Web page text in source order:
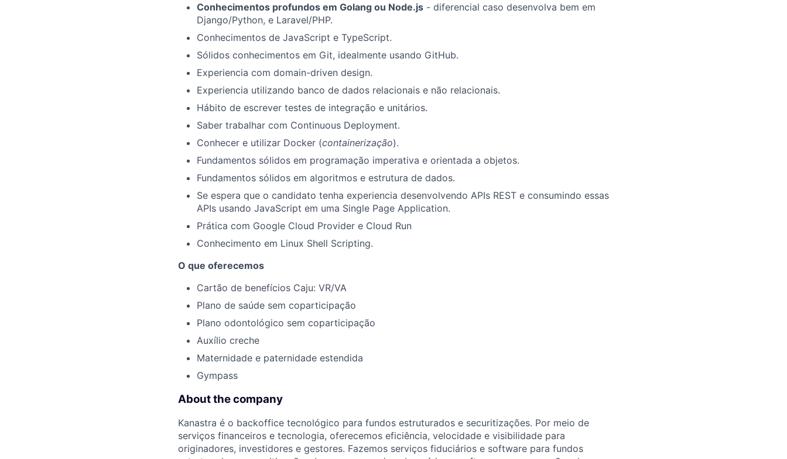
Conhecimentos profundos em Golang ou Node.js - diferencial caso desenvolva bem em
Django/Python, e Laravel/PHP.
Conhecimentos de JavaScript e TypeScript.
Sólidos conhecimentos em Git, idealmente usando GitHub.
Experiencia com domain-driven design.
Experiencia utilizando banco de dados relacionais e não relacionais.
Hábito de escrever testes de integração e unitários.
Saber trabalhar com Continuous Deployment.
Conhecer e utilizar Docker (containerização).
Fundamentos sólidos em programação imperativa e orientada a objetos.
Fundamentos sólidos em algoritmos e estrutura de dados.
Se espera que o candidato tenha experiencia desenvolvendo APIs REST e consumindo essas
APIs usando JavaScript em uma Single Page Application.
Prática com Google Cloud Provider e Cloud Run
Conhecimento em Linux Shell Scripting.
O que oferecemos
Cartão de benefícios Caju: VR/VA
Plano de saúde sem coparticipação
Plano odontológico sem coparticipação
Auxílio creche
Maternidade e paternidade estendida
Gympass
About the company
Kanastra é o backoffice tecnológico para fundos estruturados e securitizações. Por meio de
serviços financeiros e tecnologia, oferecemos eficiência, velocidade e visibilidade para
originadores, investidores e gestores. Fazemos serviços fiduciários e software para fundos